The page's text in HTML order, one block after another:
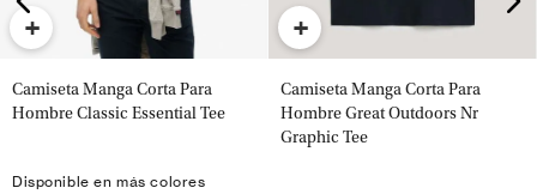
+
Camiseta Manga Corta Para
Hombre Classic Essential Tee
Disponible en más colores
+
Camiseta Manga Corta Para
Hombre Great Outdoors Nr
Graphic Tee